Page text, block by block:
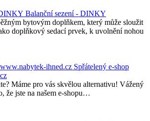
Balanční sezení - DINKY
bytovým doplňkem, který může sloužit
doplňkový sedací prvek, k uvolnění nohou
Spřátelený e-shop
Máme pro vás skvělou alternativu! Vážený
že jste na našem e-shopu…